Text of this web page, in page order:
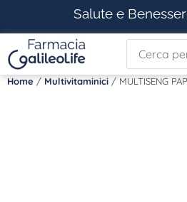
Salute e
Home / Multivitaminici / MULTISENG